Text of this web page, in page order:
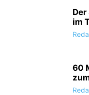
im
60